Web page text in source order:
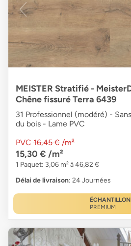
MEISTER Stratifié -
Chêne fissuré Terra 6439
31 Professionnel (modéré) -
du bois - Lame PVC
PVC 16,45 € /m²
15,30 € /m²
1 Paquet: 3,06 m² à 46,82 €
Délai de livraison: 24 Journées
ÉCHANTILLON
PREMIUM